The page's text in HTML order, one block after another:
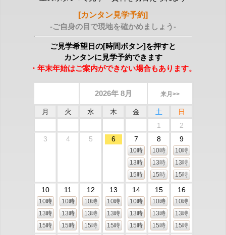
[カンタン見学予約]
-ご自身の目で現地を確かめましょう-
ご見学希望日の[時間ボタン]を押すと
カンタンに見学予約できます
・年末年始はご案内ができない場合もあります。
2026年 8月 来月>>
月 火 水 木 金 土
日
1
2
3
4 5 6 7
10時
13時
15時
8
10時
13時
15時
9
10時
13時
15時
10
10時
13時
15時
11
10時
13時
15時
12
10時
13時
15時
13
10時
13時
15時
14
10時
13時
15時
15
10時
13時
15時
16
10時
13時
15時